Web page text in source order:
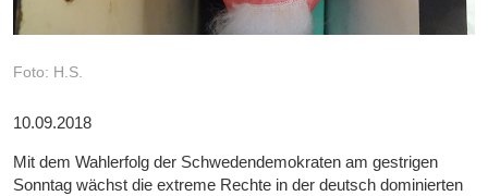
Foto: H.S.
10.09.2018
Mit dem Wahlerfolg der Schwedendemokraten am gestrigen
Sonntag wächst die extreme Rechte in der deutsch dominierten